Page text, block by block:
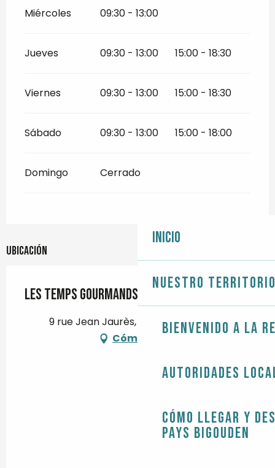
Inicio
Nuestro
Bienvenido a la
Autoridades
Cómo llegar y
Pays Bigouden
Miércoles 09:30 - 13:00
Jueves 09:30 - 13:00 15:00 - 18:30
Viernes 09:30 - 13:00 15:00 - 18:30
Sábado 09:30 - 13:00 15:00 - 18:00
Domingo Cerrado
Ubicación
Les Temps Gourmands
9 rue Jean Jaurès, 29120 Pont-l'Abbé
Cómo llegar